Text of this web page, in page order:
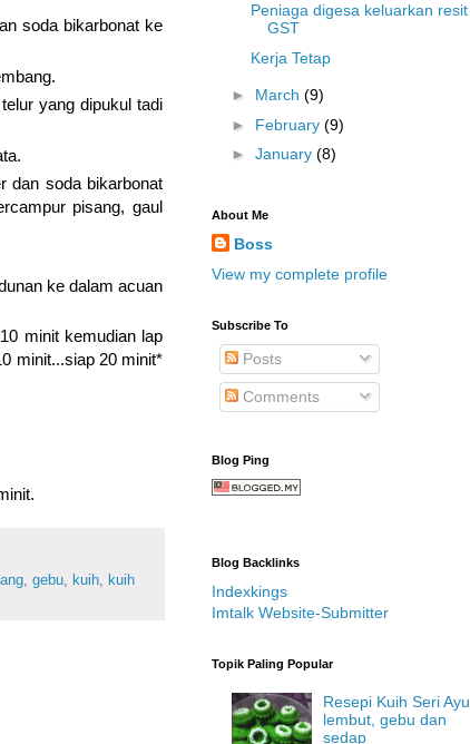
soda bikarbonat ke
yang dipukul tadi
dan soda bikarbonat
pisang, gaul
ke dalam acuan
minit kemudian lap
minit...siap 20 minit*
, gebu, kuih, kuih
Peniaga digesa keluarkan resit
GST
Kerja Tetap
► March (9)
► February (9)
► January (8)
About Me
Boss
View my complete profile
Subscribe To
Posts
Comments
Blog Ping
Blog Backlinks
Indexkings
Imtalk Website-Submitter
Topik Paling Popular
Resepi Kuih Seri Ayu
lembut, gebu dan
sedap